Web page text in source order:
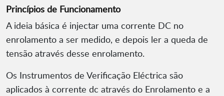
Princípios de Funcionamento
A ideia básica é injectar uma corrente DC no
enrolamento a ser medido, e depois ler a queda de
tensão através desse enrolamento.
Os Instrumentos de Verificação Eléctrica são
aplicados à corrente dc através do Enrolamento e a